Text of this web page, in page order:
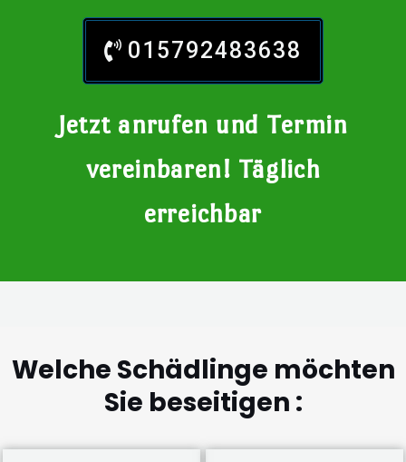
015792483638
Jetzt anrufen und Termin
vereinbaren! Täglich
erreichbar
Welche Schädlinge möchten
Sie beseitigen :